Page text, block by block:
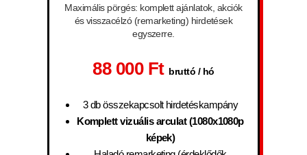
Maximális pörgés: komplett ajánlatok, akciók
és visszacélzó (remarketing) hirdetések
egyszerre.
88 000 Ft bruttó / hó
3 db összekapcsolt hirdetéskampány
Komplett vizuális arculat (1080x1080p
képek)